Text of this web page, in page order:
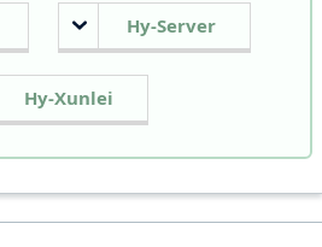
Hy-Server
Hy-Xunlei